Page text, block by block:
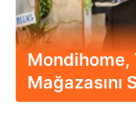
Mondihome,
Mağazasını